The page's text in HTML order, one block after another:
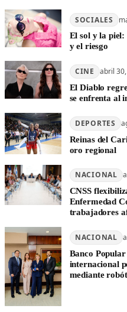
SOCIALES
El sol y la piel:
y el riesgo
CINE abril
El Diablo
se enfrenta al
DEPORTES
Reinas del
oro regional
NACIONAL
CNSS
Enfermedad
trabajadores
NACIONAL
Banco
internacional
mediante